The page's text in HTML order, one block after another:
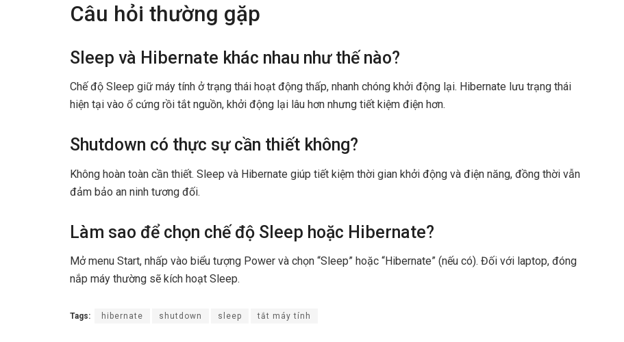
Câu hỏi thường gặp
Sleep và Hibernate khác nhau như thế nào?
Chế độ Sleep giữ máy tính ở trạng thái hoạt động thấp, nhanh chóng khởi động lại. Hibernate lưu trạng thái
hiện tại vào ổ cứng rồi tắt nguồn, khởi động lại lâu hơn nhưng tiết kiệm điện hơn.
Shutdown có thực sự cần thiết không?
Không hoàn toàn cần thiết. Sleep và Hibernate giúp tiết kiệm thời gian khởi động và điện năng, đồng thời vẫn
đảm bảo an ninh tương đối.
Làm sao để chọn chế độ Sleep hoặc Hibernate?
Mở menu Start, nhấp vào biểu tượng Power và chọn “Sleep” hoặc “Hibernate” (nếu có). Đối với laptop, đóng
nắp máy thường sẽ kích hoạt Sleep.
Tags: hibernate shutdown sleep tắt máy tính